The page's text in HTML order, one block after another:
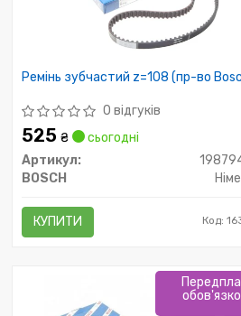
Ремінь зубчастий z=108 (пр-во
0 відгуків
525 ₴
сьогодні
Артикул:
BOSCH
КУПИТИ Код: